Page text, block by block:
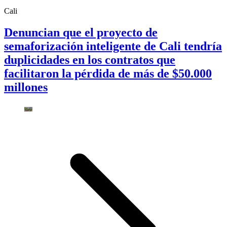
Cali
Denuncian que el proyecto de
semaforización inteligente de Cali tendría
duplicidades en los contratos que
facilitaron la pérdida de más de $50.000
millones